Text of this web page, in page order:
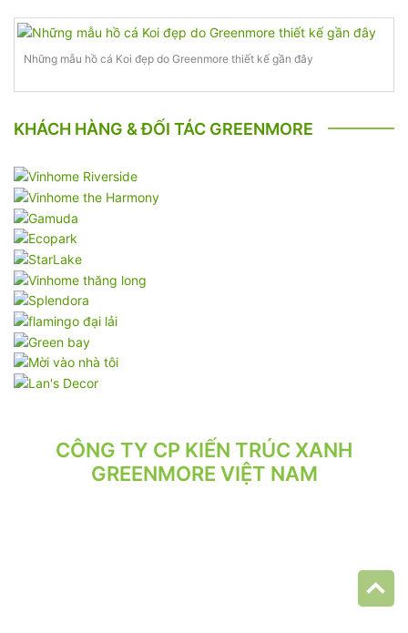
Những mẫu hồ cá Koi đẹp do Greenmore thiết kế gần đây
KHÁCH HÀNG & ĐỐI TÁC GREENMORE
CÔNG TY CP KIẾN TRÚC XANH
GREENMORE VIỆT NAM